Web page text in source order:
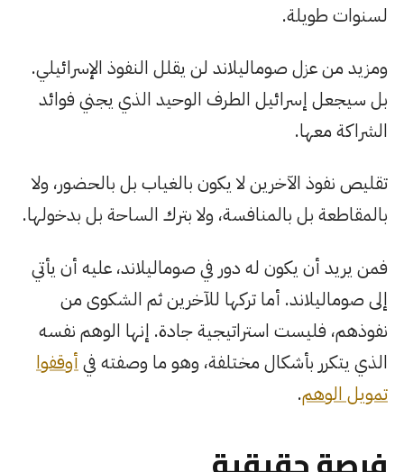
لسنوات طويلة.
ومزيد من عزل صوماليلاند لن يقلل النفوذ الإسرائيلي.
بل سيجعل إسرائيل الطرف الوحيد الذي يجني فوائد
الشراكة معها.
تقليص نفوذ الآخرين لا يكون بالغياب بل بالحضور، ولا
بالمقاطعة بل بالمنافسة، ولا بترك الساحة بل بدخولها.
فمن يريد أن يكون له دور في صوماليلاند، عليه أن يأتي
إلى صوماليلاند. أما تركها للآخرين ثم الشكوى من
نفوذهم، فليست استراتيجية جادة. إنها الوهم نفسه
الذي يتكرر بأشكال مختلفة، وهو ما وصفته في أوقفوا
تمويل الوهم.